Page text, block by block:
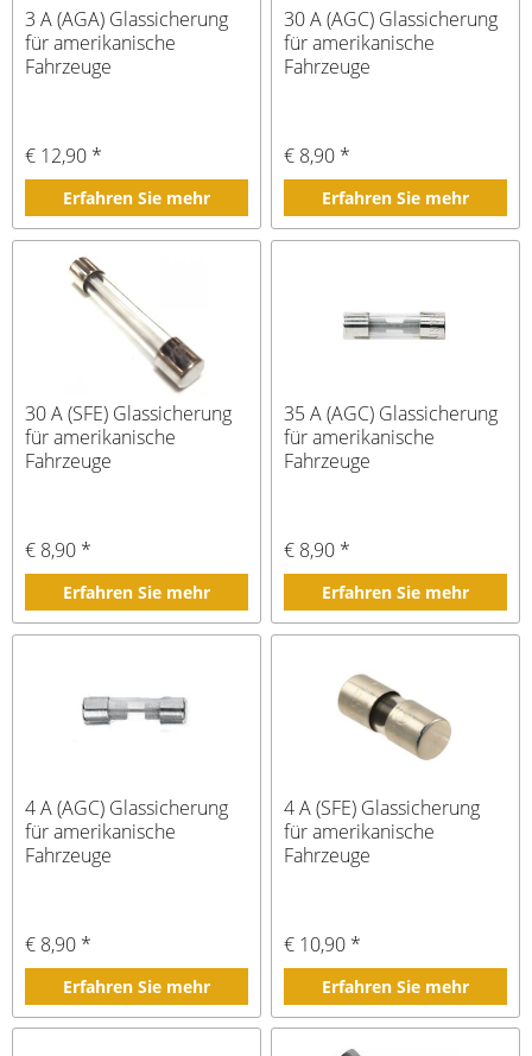
3 A (AGA) Glassicherung
für amerikanische
Fahrzeuge
€ 12,90 *
Erfahren Sie mehr
30 A (AGC) Glassicherung
für amerikanische
Fahrzeuge
€ 8,90 *
Erfahren Sie mehr
30 A (SFE) Glassicherung
für amerikanische
Fahrzeuge
€ 8,90 *
Erfahren Sie mehr
35 A (AGC) Glassicherung
für amerikanische
Fahrzeuge
€ 8,90 *
Erfahren Sie mehr
4 A (AGC) Glassicherung
für amerikanische
Fahrzeuge
€ 8,90 *
Erfahren Sie mehr
4 A (SFE) Glassicherung
für amerikanische
Fahrzeuge
€ 10,90 *
Erfahren Sie mehr